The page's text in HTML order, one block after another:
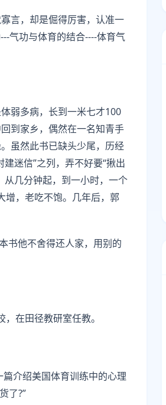
言，却是倔得厉害，认准一
气功与体育的结合----体育气
弱多病，长到一米七才100
到家乡，偶然在一名知青手
虽然此书已缺头少尾，历经
迷信”之列，弄不好要“揪出
从几分钟起，到一小时，一个
增，老吃不饱。几年后，郭
书他不舍得还人家，用别的
在田径教研室任教。
介绍美国体育训练中的心理
了?”